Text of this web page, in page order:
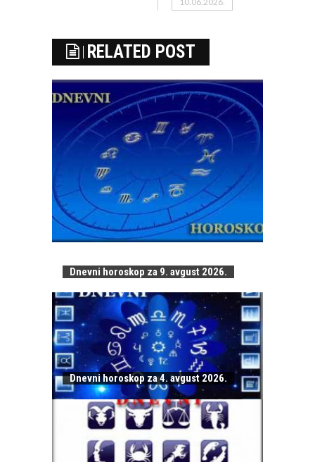
RELATED POST
Dnevni horoskop za 9. avgust 2026.
Dnevni horoskop za 4. avgust 2026.